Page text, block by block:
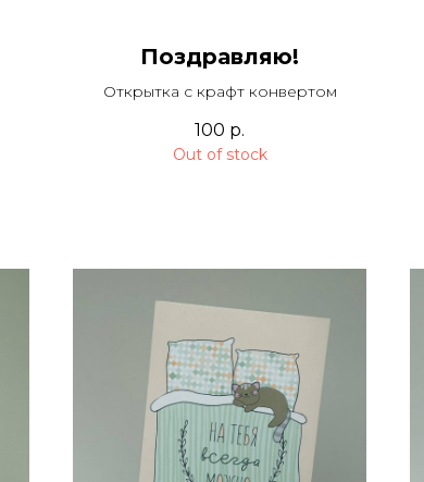
Поздравляю!
Открытка с крафт конвертом
100 р.
Out of stock